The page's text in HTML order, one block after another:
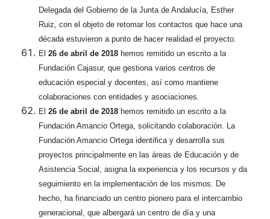
Delegada del Gobierno de la Junta de Andalucía, Esther
Ruiz, con el objeto de retomar los contactos que hace una
década estuvieron a punto de hacer realidad el proyecto.
El 26 de abril de 2018 hemos remitido un escrito a la
Fundación Cajasur, que gestiona varios centros de
educación especial y docentes, así como mantiene
colaboraciones con entidades y asociaciones.
El 26 de abril de 2018 hemos remitido un escrito a la
Fundación Amancio Ortega, solicitando colaboración. La
Fundación Amancio Ortega identifica y desarrolla sus
proyectos principalmente en las áreas de Educación y de
Asistencia Social, asigna la experiencia y los recursos y da
seguimiento en la implementación de los mismos. De
hecho, ha financiado un centro pionero para el intercambio
generacional, que albergará un centro de día y una